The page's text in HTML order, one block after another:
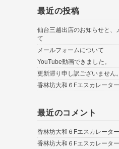
最近の投稿
仙台三越出店のお知らせと、
て
メールフォームについて
YouTube動画できました。
更新滞り申し訳ございません。
香林坊大和６Fエスカレータ
最近のコメント
香林坊大和６Fエスカレータ
香林坊大和６Fエスカレータ